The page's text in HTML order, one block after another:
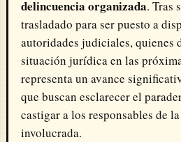
delincuencia organizada. Tras
trasladado para ser puesto a
autoridades judiciales, quienes
situación jurídica en las
representa un avance
que buscan esclarecer el
castigar a los responsables de
involucrada.